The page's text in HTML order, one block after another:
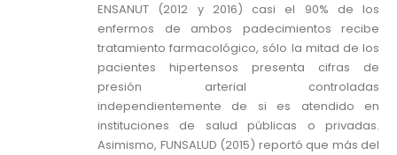
ENSANUT (2012 y 2016) casi el 90% de los
enfermos de ambos padecimientos recibe
tratamiento farmacológico, sólo la mitad de los
pacientes hipertensos presenta cifras de
presión arterial controladas
independientemente de si es atendido en
instituciones de salud públicas o privadas.
Asimismo, FUNSALUD (2015) reportó que más del